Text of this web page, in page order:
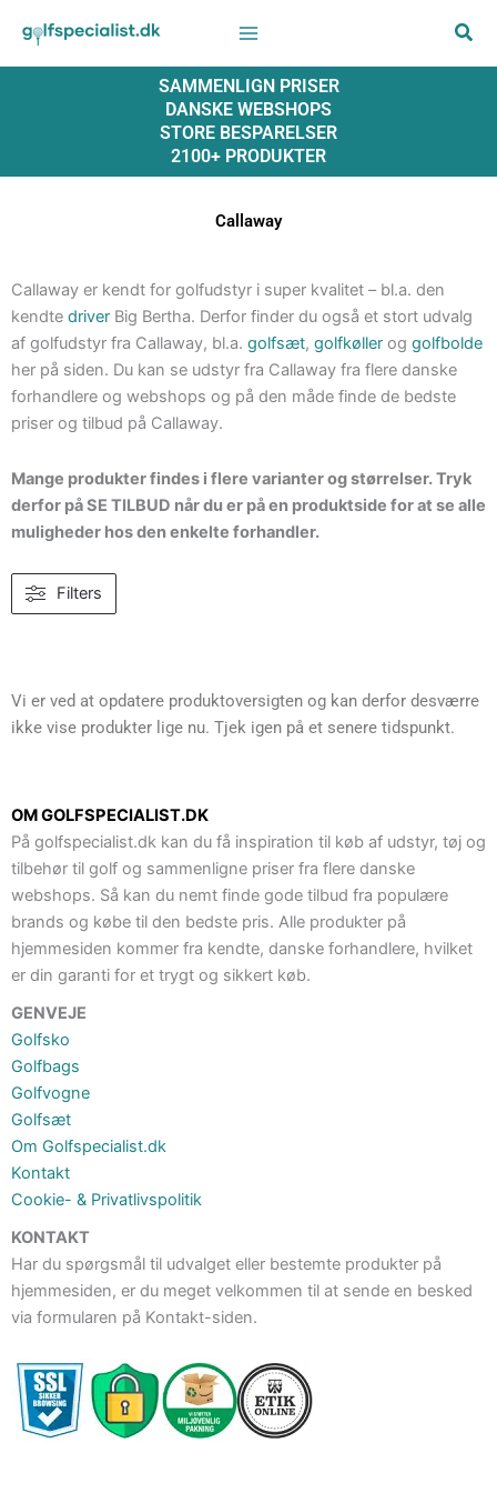
indholdet
SAMMENLIGN PRISER
DANSKE WEBSHOPS
STORE BESPARELSER
2100+ PRODUKTER
Callaway
Callaway er kendt for golfudstyr i super kvalitet – bl.a. den
kendte driver Big Bertha. Derfor finder du også et stort udvalg
af golfudstyr fra Callaway, bl.a. golfsæt, golfkøller og golfbolde
her på siden. Du kan se udstyr fra Callaway fra flere danske
forhandlere og webshops og på den måde finde de bedste
priser og tilbud på Callaway.
Mange produkter findes i flere varianter og størrelser. Tryk
derfor på SE TILBUD når du er på en produktside for at se alle
muligheder hos den enkelte forhandler.
Filters
Vi er ved at opdatere produktoversigten og kan derfor desværre
ikke vise produkter lige nu. Tjek igen på et senere tidspunkt.
OM GOLFSPECIALIST.DK
På golfspecialist.dk kan du få inspiration til køb af udstyr, tøj og
tilbehør til golf og sammenligne priser fra flere danske
webshops. Så kan du nemt finde gode tilbud fra populære
brands og købe til den bedste pris. Alle produkter på
hjemmesiden kommer fra kendte, danske forhandlere, hvilket
er din garanti for et trygt og sikkert køb.
GENVEJE
Golfsko
Golfbags
Golfvogne
Golfsæt
Om Golfspecialist.dk
Kontakt
Cookie- & Privatlivspolitik
KONTAKT
Har du spørgsmål til udvalget eller bestemte produkter på
hjemmesiden, er du meget velkommen til at sende en besked
via formularen på Kontakt-siden.